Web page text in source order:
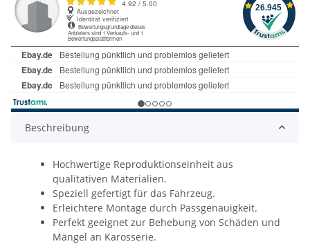
Beschreibung
Hochwertige Reproduktionseinheit aus
qualitativen Materialien.
Speziell gefertigt für das Fahrzeug.
Erleichtere Montage durch Passgenauigkeit.
Perfekt geeignet zur Behebung von Schäden und
Mängel an Karosserie.